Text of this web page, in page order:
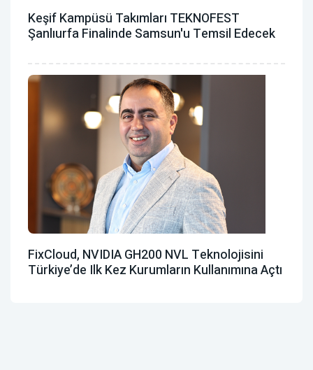
Keşif Kampüsü Takımları TEKNOFEST
Şanlıurfa Finalinde Samsun'u Temsil Edecek
FixCloud, NVIDIA GH200 NVL Teknolojisini
Türkiye’de Ilk Kez Kurumların Kullanımına Açtı